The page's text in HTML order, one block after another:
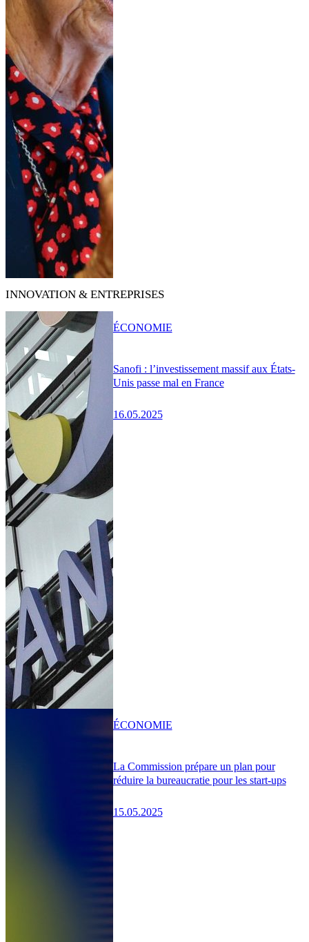
INNOVATION & ENTREPRISES
Sanofi : l’investissement massif aux États-
Unis passe mal en France
16.05.2025
ÉCONOMIE
La Commission prépare un plan pour
réduire la bureaucratie pour les start-ups
15.05.2025
ÉCONOMIE